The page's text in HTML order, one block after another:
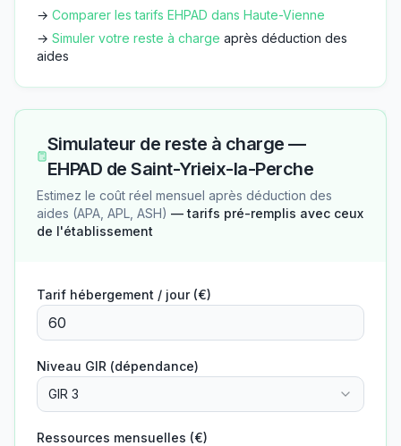
→ Comparer les tarifs EHPAD dans Haute-Vienne
→ Simuler votre reste à charge après déduction des
aides
Simulateur de reste à charge —
EHPAD de Saint-Yrieix-la-Perche
Estimez le coût réel mensuel après déduction des
aides (APA, APL, ASH) — tarifs pré-remplis avec ceux
de l'établissement
Tarif hébergement / jour (€)
Niveau GIR (dépendance)
GIR 3
Ressources mensuelles (€)